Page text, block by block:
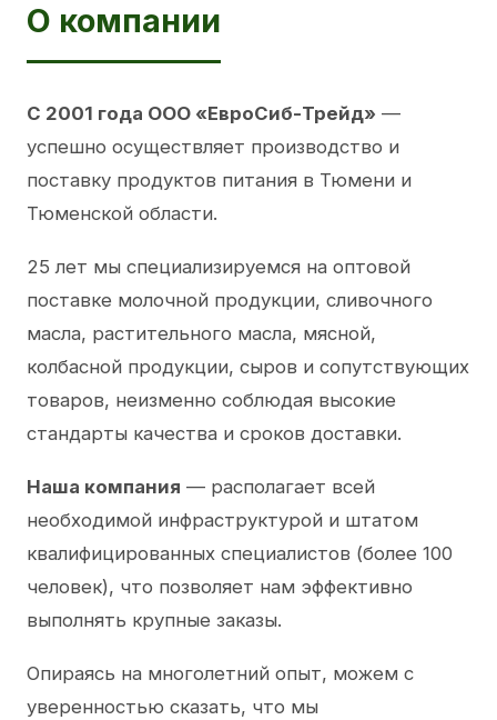
О компании
С 2001 года ООО «ЕвроСиб-Трейд» —
успешно осуществляет производство и
поставку продуктов питания в Тюмени и
Тюменской области.
25 лет мы специализируемся на оптовой
поставке молочной продукции, сливочного
масла, растительного масла, мясной,
колбасной продукции, сыров и сопутствующих
товаров, неизменно соблюдая высокие
стандарты качества и сроков доставки.
Наша компания — располагает всей
необходимой инфраструктурой и штатом
квалифицированных специалистов (более 100
человек), что позволяет нам эффективно
выполнять крупные заказы.
Опираясь на многолетний опыт, можем с
уверенностью сказать, что мы